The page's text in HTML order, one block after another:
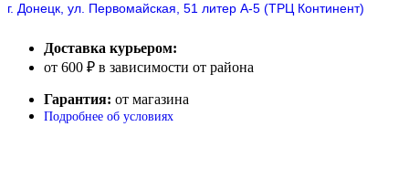
г. Донецк, ул. Первомайская, 51 литер А-5 (ТРЦ Континент)
Доставка курьером:
от 600 ₽ в зависимости от района
Гарантия: от магазина
Подробнее об условиях